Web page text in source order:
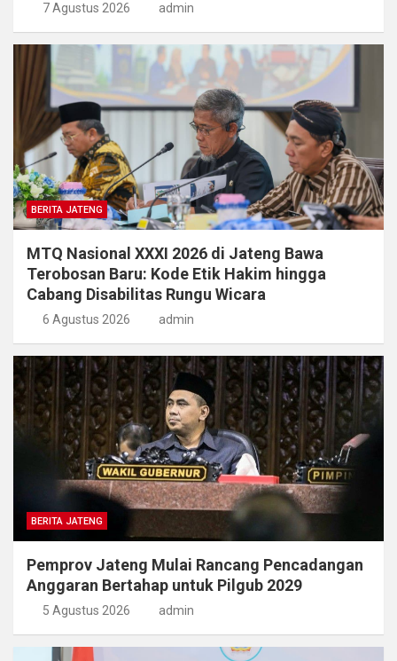
7 Agustus 2026 admin
BERITA JATENG
MTQ Nasional XXXI 2026 di Jateng Bawa
Terobosan Baru: Kode Etik Hakim hingga
Cabang Disabilitas Rungu Wicara
6 Agustus 2026 admin
BERITA JATENG
Pemprov Jateng Mulai Rancang Pencadangan
Anggaran Bertahap untuk Pilgub 2029
5 Agustus 2026 admin